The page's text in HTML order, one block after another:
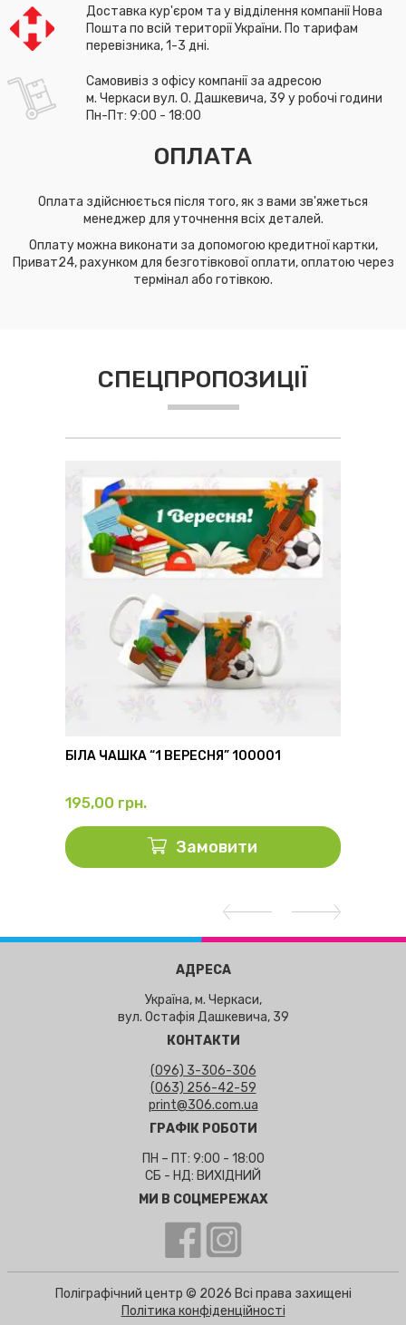
Доставка кур'єром та у відділення компанії Нова
Пошта по всій території України. По тарифам
перевізника, 1-3 дні.
Самовивіз з офісу компанії за адресою
м. Черкаси вул. О. Дашкевича, 39 у робочі години
Пн-Пт: 9:00 - 18:00
ОПЛАТА
Оплата здійснюється після того, як з вами зв'яжеться
менеджер для уточнення всіх деталей.
Оплату можна виконати за допомогою кредитної картки,
Приват24, рахунком для безготівкової оплати, оплатою через
термінал або готівкою.
СПЕЦПРОПОЗИЦІЇ
БІЛА ЧАШКА “1 ВЕРЕСНЯ” 100001
195,00 грн.
Замовити
АДРЕСА
Україна, м. Черкаси,
вул. Остафія Дашкевича, 39
КОНТАКТИ
(096) 3-306-306
(063) 256-42-59
print@306.com.ua
ГРАФІК РОБОТИ
ПН – ПТ: 9:00 - 18:00
СБ - НД: ВИХІДНИЙ
МИ В СОЦМЕРЕЖАХ
Поліграфічний центр © 2026 Всі права захищені
Політика конфіденційності